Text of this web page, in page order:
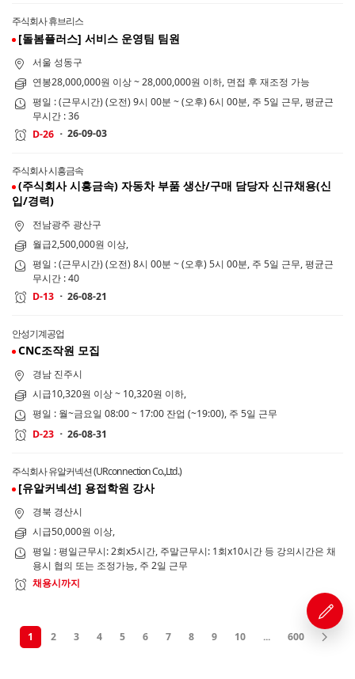
주식회사 휴브리스
[돌봄플러스] 서비스 운영팀 팀원
서울 성동구
연봉28,000,000원 이상 ~ 28,000,000원 이하, 면접 후 재조정 가능
평일 : (근무시간) (오전) 9시 00분 ~ (오후) 6시 00분, 주 5일 근무, 평균근
무시간 : 36
D-26
26-09-03
주식회사 시흥금속
(주식회사 시흥금속) 자동차 부품 생산/구매 담당자 신규채용(신
입/경력)
전남광주 광산구
월급2,500,000원 이상,
평일 : (근무시간) (오전) 8시 00분 ~ (오후) 5시 00분, 주 5일 근무, 평균근
무시간 : 40
D-13
26-08-21
안성기계공업
CNC조작원 모집
경남 진주시
시급10,320원 이상 ~ 10,320원 이하,
평일 : 월~금요일 08:00 ~ 17:00 잔업 (~19:00), 주 5일 근무
D-23
26-08-31
주식회사 유알커넥션 (URconnection Co.,Ltd.)
[유알커넥션] 용접학원 강사
경북 경산시
시급50,000원 이상,
평일 : 평일근무시: 2회x5시간, 주말근무시: 1회x10시간 등 강의시간은 채
용시 협의 또는 조정가능, 주 2일 근무
채용시까지
1 2 3 4 5 6 7 8 9 10 ... 600